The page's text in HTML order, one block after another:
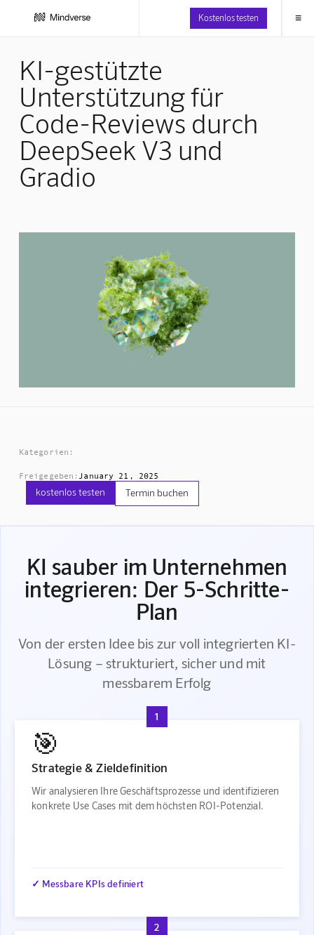
Kostenlos testen ≡
KI-gestützte
Unterstützung für
Code-Reviews durch
DeepSeek V3 und
Gradio
Kategorien:
Freigegeben: January 21, 2025
kostenlos testen Termin buchen
KI sauber im Unternehmen
integrieren: Der 5-Schritte-
Plan
Von der ersten Idee bis zur voll integrierten KI-
Lösung – strukturiert, sicher und mit
messbarem Erfolg
1
🎯
Strategie & Zieldefinition
Wir analysieren Ihre Geschäftsprozesse und identifizieren
konkrete Use Cases mit dem höchsten ROI-Potenzial.
✓ Messbare KPIs definiert
2